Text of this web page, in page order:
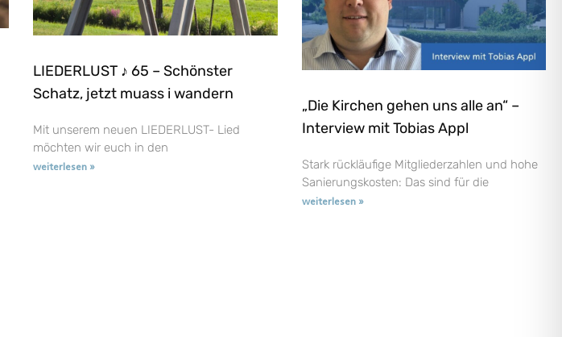
LIEDERLUST ♪ 65 – Schönster
Schatz, jetzt muass i wandern
Mit unserem neuen LIEDERLUST- Lied
möchten wir euch in den
weiterlesen »
„Die Kirchen gehen uns alle an“ –
Interview mit Tobias Appl
Stark rückläufige Mitgliederzahlen und hohe
Sanierungskosten: Das sind für die
weiterlesen »